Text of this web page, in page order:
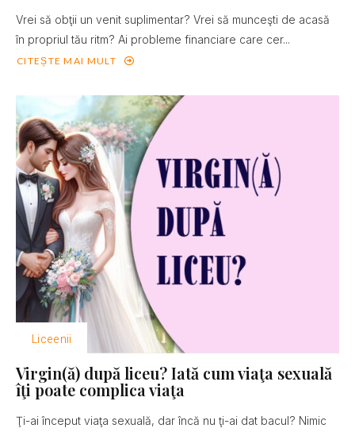
Vrei să obţii un venit suplimentar? Vrei să munceşti de acasă
în propriul tău ritm? Ai probleme financiare care cer...
CITEȘTE MAI MULT
Liceenii
Virgin(ă) după liceu? Iată cum viaţa sexuală
îţi poate complica viaţa
Ţi-ai început viaţa sexuală, dar încă nu ţi-ai dat bacul? Nimic